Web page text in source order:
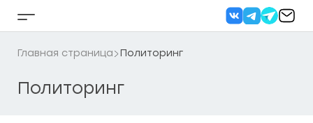
Кнопка
бокового
меню
Главная страница Политоринг
Политоринг